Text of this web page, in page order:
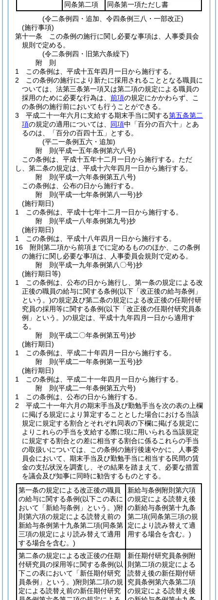
同条第二項
同条第一項ただし書
(令二条例四・追加、令四条例三八・一部改正)
(施行事項)
第十一条
この条例の施行に関し必要な事項は、人事委員会
規則で定める。
(令二条例四・旧第六条繰下)
附 則
1
この条例は、平成十五年四月一日から施行する。
2
この条例の施行により新たに採用されることとなる職員に
ついては、法第三条第一項又は第二項の規定による職員の
採用のために必要な行為は、 前項の規定にかかわらず、こ
の条例の施行前においても行うことができる。
3
平成二十一年六月に支給する期末手当に関する第五条第二
項の規定の適用については、 同項中「百分の百六十」とあ
るのは、「百分の百四十五」とする。
(平二一条例五六・追加)
附 則(平成一五年条例第六八号)
この条例は、平成十五年十二月一日から施行する。 ただ
し、第二条の規定は、平成十六年四月一日から施行する。
附 則(平成一六年条例第五八号)
この条例は、公布の日から施行する。
附 則(平成一七年条例第八一号)抄
(施行期日)
1
この条例は、平成十七年十二月一日から施行する。
附 則(平成一八年条例第九号)抄
(施行期日)
1
この条例は、平成十八年四月一日から施行する。
16
附則第二項から前項までに定めるもののほか、この条例
の施行に関し必要な事項は、人事委員会規則で定める。
附 則(平成一九年条例第八〇号)抄
(施行期日等)
1
この条例は、公布の日から施行し、第一条の規定による改
正後の職員の給与に関する条例(以下「改正後の給与条例」
という。)の規定及び第二条の規定による改正後の任期付研
究員の採用等に関する条例(以下「改正後の任期付研究員条
例」という。)の規定は、平成十九年四月一日から適用す
る。
附 則(平成二〇年条例第五号)抄
(施行期日)
1
この条例は、平成二十年四月一日から施行する。
附 則(平成二一年条例第一五号)抄
(施行期日)
1
この条例は、平成二十一年四月一日から施行する。
附 則(平成二一年条例第五六号)
1
この条例は、公布の日から施行する。
2
平成二十一年六月の期末手当及び勤勉手当を次の表の上欄
に掲げる規定により算定することとした場合における当該
規定に規定する割合とそれぞれ同表の下欄に掲げる規定に
よりこれらの手当を支給する際に現に用いられる当該規定
に規定する割合との差に相当する割合に係るこれらの手当
の取扱いについては、この条例の施行後速やかに、人事委
員会において、期末手当及び勤勉手当に相当する民間の賃
金の支払状況を調査し、その結果を踏まえて、必要な措置
を議会及び知事に同時に勧告するものとする。
第一条の規定による改正後の職員
の給与に関する条例(以下この表に
おいて「新給与条例」という。)附
則第六項の規定による読替え前の
新給与条例第十九条第二項(同条第
三項の規定により読み替えて適用
する場合を含む。)
新給与条例附則第六項
の規定による読替え後
の新給与条例第十九条
第二項(同条第三項の規
定により読み替えて適
用する場合を含む。)
第二条の規定による改正後の任期
付研究員の採用等に関する条例(以
下この表において「新任期付研究
員条例」という。)附則第二項の規
定による読替え前の新任期付研究
新任期付研究員条例附
則第二項の規定による
読替え後の新任期付研
究員条例第六条第二項
の規定による読替え後